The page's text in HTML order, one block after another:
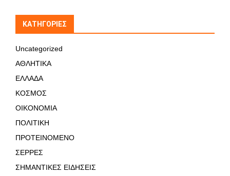
KΑΤΗΓΟΡΊΕΣ
Uncategorized
ΑΘΛΗΤΙΚΑ
ΕΛΛΑΔΑ
ΚΟΣΜΟΣ
ΟΙΚΟΝΟΜΙΑ
ΠΟΛΙΤΙΚΗ
ΠΡΟΤΕΙΝΟΜΕΝΟ
ΣΕΡΡΕΣ
ΣΗΜΑΝΤΙΚΕΣ ΕΙΔΗΣΕΙΣ